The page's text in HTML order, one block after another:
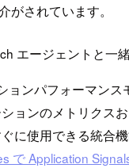
されています。
エージェントと一
ンパフォーマンス
ョンのメトリクス
に使用できる統合
で Application